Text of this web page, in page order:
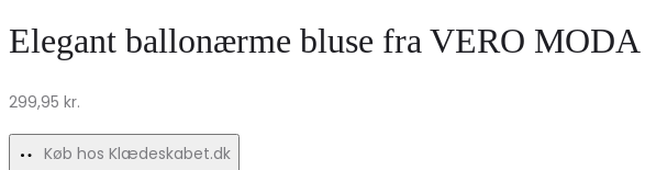
til
og
fest!
hverdag
fest
Elegant ballonærme bluse fra VERO MODA
299,95 kr.
Køb hos Klædeskabet.dk